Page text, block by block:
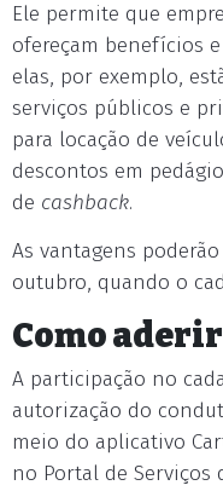
Ele permite que
ofereçam benefícios
elas, por exemplo,
serviços públicos e
para locação de
descontos em
de cashback.
As vantagens
outubro, quando o
Como aderir
A participação no
autorização do
meio do aplicativo
no Portal de Serviços